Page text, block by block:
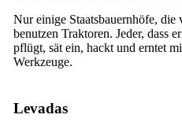
Nur einige Staatsbauernhöfe,
benutzen Traktoren. Jeder, dass
pflügt, sät ein, hackt und erntet
Werkzeuge.
Levadas